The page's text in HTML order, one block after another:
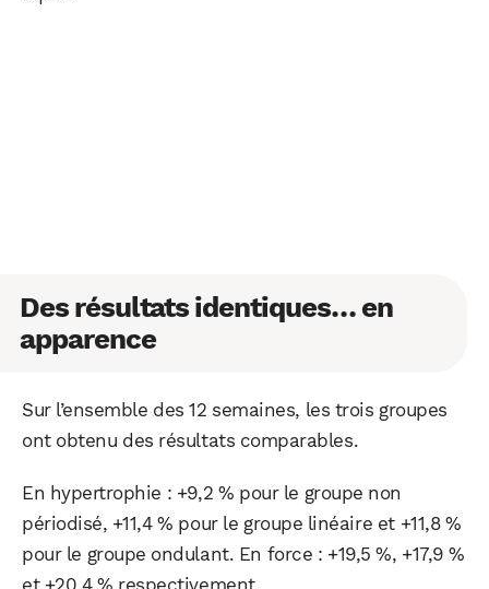
Des résultats identiques… en
apparence
Sur l’ensemble des 12 semaines, les trois groupes
ont obtenu des résultats comparables.
En hypertrophie : +9,2 % pour le groupe non
périodisé, +11,4 % pour le groupe linéaire et +11,8 %
pour le groupe ondulant. En force : +19,5 %, +17,9 %
et +20,4 % respectivement.